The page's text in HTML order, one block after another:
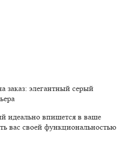
заказ: элегантный серый
идеально впишется в ваше
вас своей функциональностью